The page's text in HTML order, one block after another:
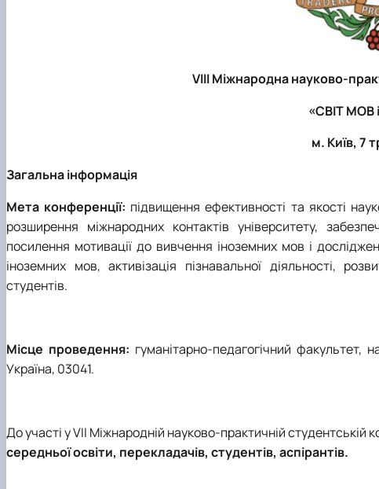
VІІІМіжнародна науково-
«СВІТ МОВ
м. Київ,7
Загальна інформація
Мета конференції: підвищення ефективності та якості
розширення міжнародних контактів університету,
посилення мотивації до вивчення іноземних мов і
іноземних мов, активізація пізнавальної діяльності,
студентів.
Місце проведення: гуманітарно-педагогічний
Україна, 03041.
До участіуVІІ Міжнародній науково-практичній студентській
середньої освіти, перекладачів, студентів, аспірантів.